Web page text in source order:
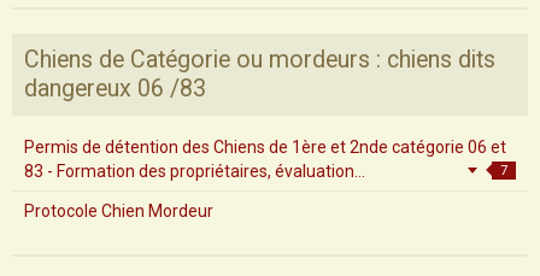
Chiens de Catégorie ou mordeurs : chiens dits
dangereux 06 /83
Permis de détention des Chiens de 1ère et 2nde catégorie 06 et
83 - Formation des propriétaires, évaluation...
7
Protocole Chien Mordeur